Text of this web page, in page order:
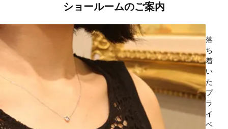
ショールームのご案内
落
ち
着
い
た
プ
ラ
イ
ベ